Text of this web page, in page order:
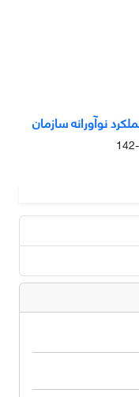
نوآورانه سازمان